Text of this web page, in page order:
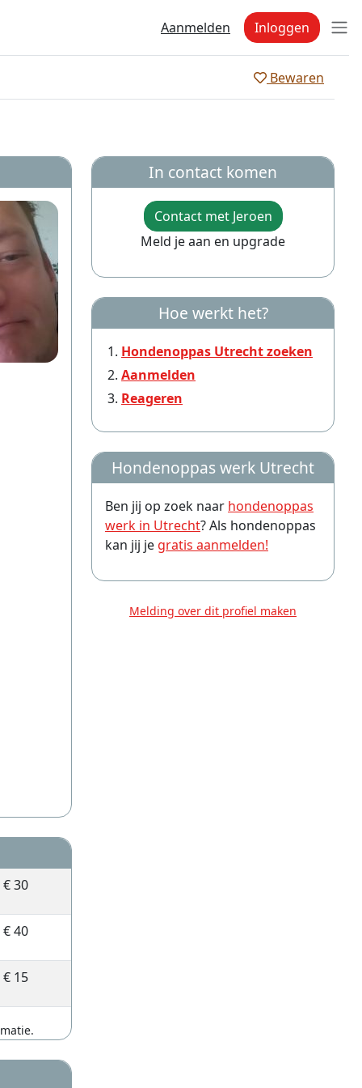
Aanmelden Inloggen
Bewaren
€ 30
€ 40
€ 15
In contact komen
Contact met Jeroen
Meld je aan en upgrade
Hoe werkt het?
Hondenoppas Utrecht zoeken
Aanmelden
Reageren
Hondenoppas werk Utrecht
Ben jij op zoek naar hondenoppas
werk in Utrecht? Als hondenoppas
kan jij je gratis aanmelden!
Melding over dit profiel maken